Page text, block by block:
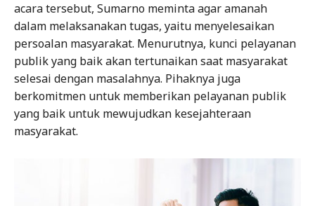
acara tersebut, Sumarno meminta agar amanah
dalam melaksanakan tugas, yaitu menyelesaikan
persoalan masyarakat. Menurutnya, kunci pelayanan
publik yang baik akan tertunaikan saat masyarakat
selesai dengan masalahnya. Pihaknya juga
berkomitmen untuk memberikan pelayanan publik
yang baik untuk mewujudkan kesejahteraan
masyarakat.